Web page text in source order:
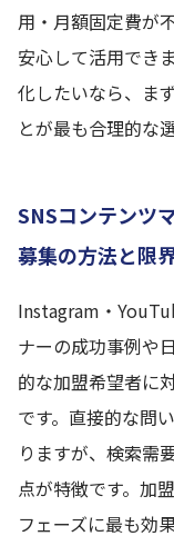
用・月額固定費が
安心して活用でき
化したいなら、ま
とが最も合理的な
SNSコンテンツ
募集の方法と限
Instagram・
ナーの成功事例や
的な加盟希望者に
です。直接的な問
りますが、検索需
点が特徴です。加
フェーズに最も効